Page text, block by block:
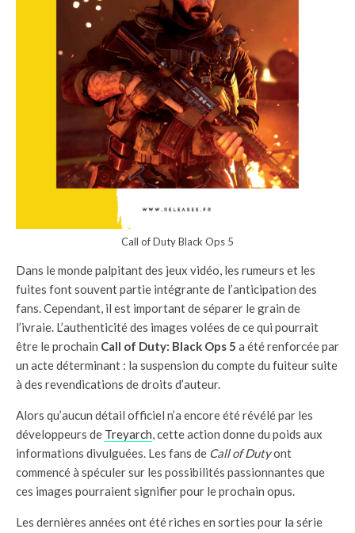
Call of Duty Black Ops 5
Dans le monde palpitant des jeux vidéo, les rumeurs et les
fuites font souvent partie intégrante de l’anticipation des
fans. Cependant, il est important de séparer le grain de
l’ivraie. L’authenticité des images volées de ce qui pourrait
être le prochain Call of Duty: Black Ops 5 a été renforcée par
un acte déterminant : la suspension du compte du fuiteur suite
à des revendications de droits d’auteur.
Alors qu’aucun détail officiel n’a encore été révélé par les
développeurs de Treyarch, cette action donne du poids aux
informations divulguées. Les fans de Call of Dutyont
commencé à spéculer sur les possibilités passionnantes que
ces images pourraient signifier pour le prochain opus.
Les dernières années ont été riches en sorties pour la série